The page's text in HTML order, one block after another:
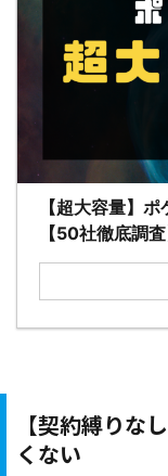
【超大容量】
【50社徹底調査
【契約縛りな
くない